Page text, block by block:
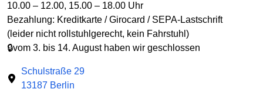
10.00 – 12.00, 15.00 – 18.00 Uhr
Bezahlung: Kreditkarte / Girocard / SEPA-Lastschrift
(leider nicht rollstuhlgerecht, kein Fahrstuhl)
🔒vom 3. bis 14. August haben wir geschlossen
Schulstraße 29
13187 Berlin